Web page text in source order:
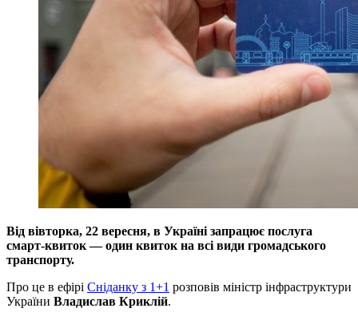
Від вівторка, 22 вересня, в Україні запрацює послуга
смарт-квиток — один квиток на всі види громадського
транспорту.
Про це в ефірі Сніданку з 1+1 розповів міністр інфраструктури
України Владислав Криклій.